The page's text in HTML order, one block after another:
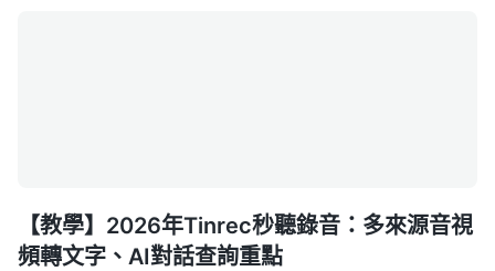
【教學】2026年Tinrec秒聽錄音：多來源音視
頻轉文字、AI對話查詢重點